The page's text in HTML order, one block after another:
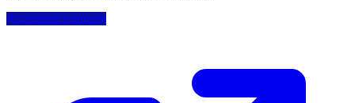
Accesează resursele